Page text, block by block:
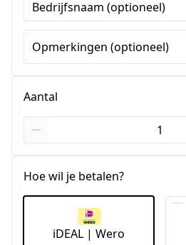
Bedrijfsnaam (optioneel)
Opmerkingen (optioneel)
Aantal
Hoe wil je betalen?
iDEAL | Wero